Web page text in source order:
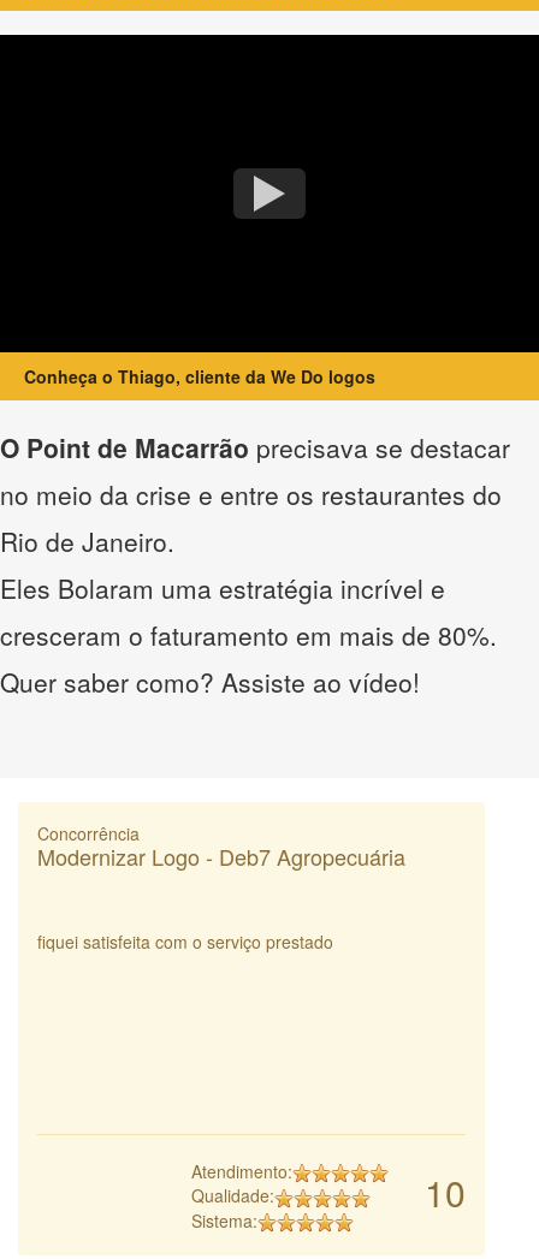
Conheça o Thiago, cliente da We Do logos
O Point de Macarrão precisava se destacar
no meio da crise e entre os restaurantes do
Rio de Janeiro.
Eles Bolaram uma estratégia incrível e
cresceram o faturamento em mais de 80%.
Quer saber como? Assiste ao vídeo!
Concorrência
Modernizar Logo - Deb7 Agropecuária
fiquei satisfeita com o serviço prestado
10
Atendimento:
Qualidade:
Sistema: